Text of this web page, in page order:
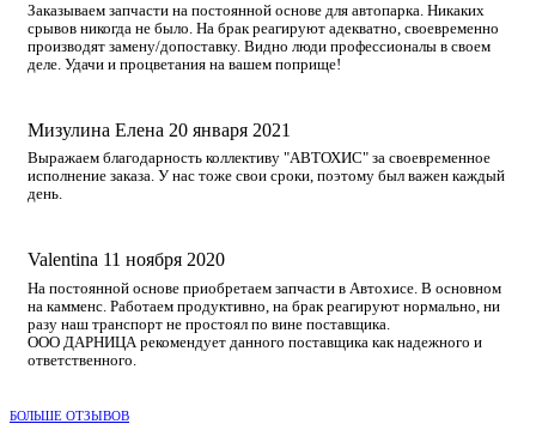
Заказываем запчасти на постоянной основе для автопарка. Никаких
срывов никогда не было. На брак реагируют адекватно, своевременно
производят замену/допоставку. Видно люди профессионалы в своем
деле. Удачи и процветания на вашем поприще!
Мизулина Елена 20 января 2021
Выражаем благодарность коллективу "АВТОХИС" за своевременное
исполнение заказа. У нас тоже свои сроки, поэтому был важен каждый
день.
Valentina 11 ноября 2020
На постоянной основе приобретаем запчасти в Автохисе. В основном
на камменс. Работаем продуктивно, на брак реагируют нормально, ни
разу наш транспорт не простоял по вине поставщика.
ООО ДАРНИЦА рекомендует данного поставщика как надежного и
ответственного.
БОЛЬШЕ ОТЗЫВОВ